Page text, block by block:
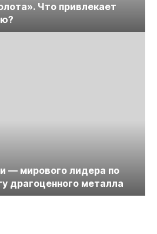
Что привлекает
— мирового лидера по
драгоценного металла